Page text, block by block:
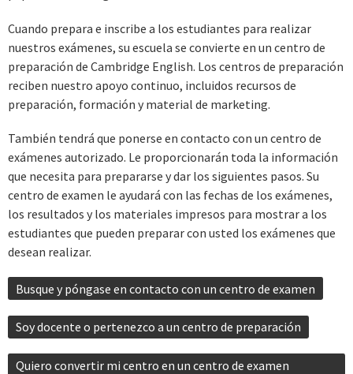
Cuando prepara e inscribe a los estudiantes para realizar
nuestros exámenes, su escuela se convierte en un centro de
preparación de Cambridge English. Los centros de preparación
reciben nuestro apoyo continuo, incluidos recursos de
preparación, formación y material de marketing.
También tendrá que ponerse en contacto con un centro de
exámenes autorizado. Le proporcionarán toda la información
que necesita para prepararse y dar los siguientes pasos. Su
centro de examen le ayudará con las fechas de los exámenes,
los resultados y los materiales impresos para mostrar a los
estudiantes que pueden preparar con usted los exámenes que
desean realizar.
Busque y póngase en contacto con un centro de examen
Soy docente o pertenezco a un centro de preparación
Quiero convertir mi centro en un centro de examen